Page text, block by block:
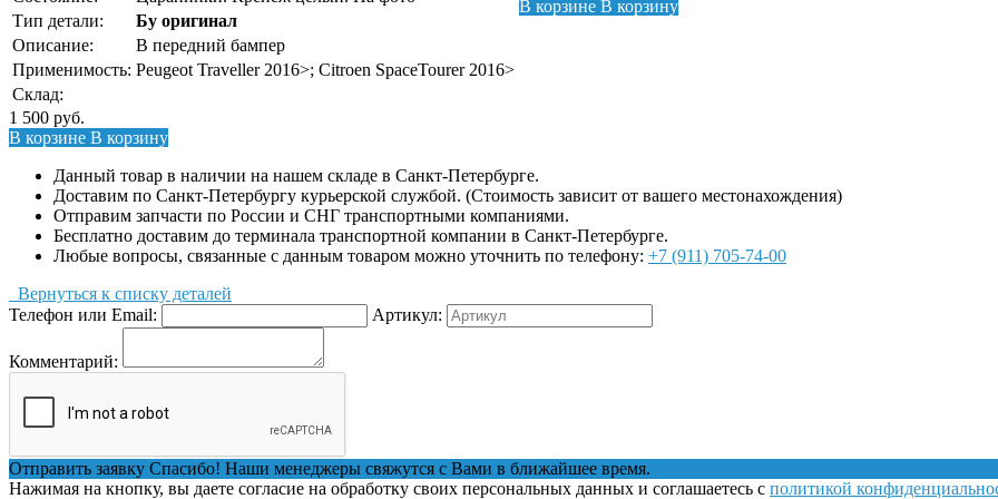
В корзине В корзину
Тип детали:
Бу оригинал
Описание:
В передний бампер
Применимость: Peugeot Traveller 2016>; Citroen SpaceTourer 2016>
Склад:
1 500 руб.
В корзине В корзину
Данный товар в наличии на нашем складе в Санкт-Петербурге.
Доставим по Санкт-Петербургу курьерской службой. (Стоимость зависит от вашего местонахождения)
Отправим запчасти по России и СНГ транспортными компаниями.
Бесплатно доставим до терминала транспортной компании в Санкт-Петербурге.
Любые вопросы, связанные с данным товаром можно уточнить по телефону: +7 (911) 705-74-00
Вернуться к списку деталей
Телефон или Email:
Артикул:
Комментарий:
Отправить заявку Спасибо! Наши менеджеры свяжутся с Вами в ближайшее время.
Нажимая на кнопку, вы даете согласие на обработку своих персональных данных и соглашаетесь с политикой